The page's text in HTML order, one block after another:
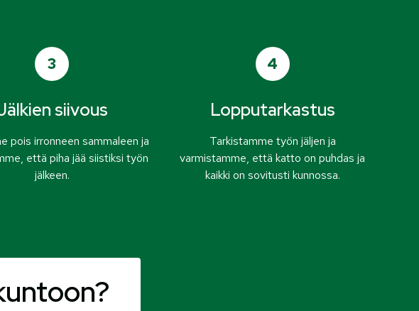
3
siivous
pois irronneen sammaleen ja
että piha jää siistiksi työn
jälkeen.
4
Lopputarkastus
Tarkistamme työn jäljen ja
varmistamme, että katto on puhdas ja
kaikki on sovitusti kunnossa.